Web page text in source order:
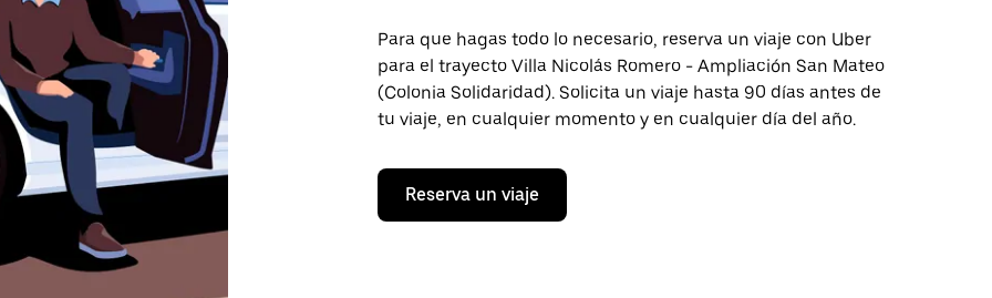
Para que hagas todo lo necesario, reserva un viaje con Uber
para el trayecto Villa Nicolás Romero - Ampliación San Mateo
(Colonia Solidaridad). Solicita un viaje hasta 90 días antes de
tu viaje, en cualquier momento y en cualquier día del año.
Reserva un viaje